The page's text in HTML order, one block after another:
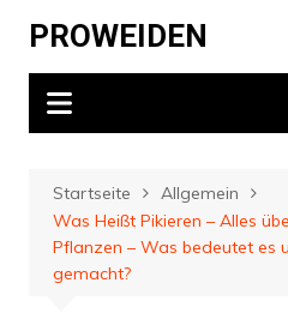
Inhalt
springen
PROWEIDEN
Startseite
Allgemein
Was Heißt Pikieren – Alles
Pflanzen – Was bedeutet es
gemacht?